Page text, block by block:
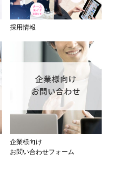
採用情報
企業様向け
お問い合わせフォーム